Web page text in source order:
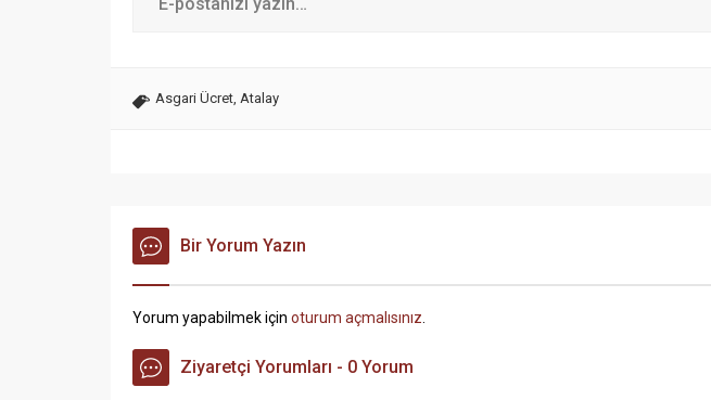
Asgari Ücret, Atalay
Bir Yorum Yazın
Yorum yapabilmek için oturum açmalısınız
Ziyaretçi Yorumları - 0 Yorum